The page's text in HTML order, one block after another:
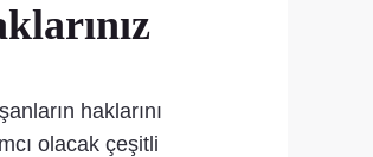
haklarını
olacak çeşitli